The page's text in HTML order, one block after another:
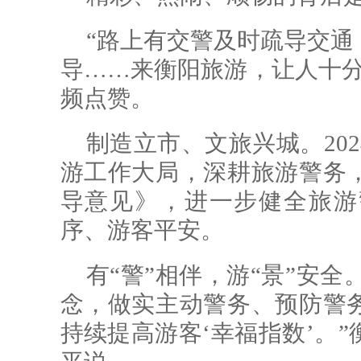
“路上有交警及时疏导交
导……来衡阳旅游，让人十
频点赞。
制造立市、文旅兴城。
游工作大局，深耕旅游警务
导意见》，进一步健全旅
序、游客平安。
有“警”相伴，游“景”安全
念，做实主动警务、预防警
持续提高游客‘幸福指数’。